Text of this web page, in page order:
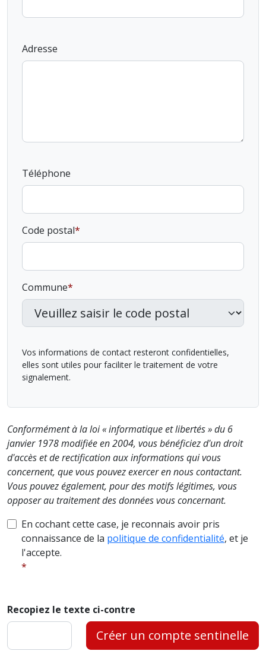
Adresse
Téléphone
Code postal
Commune
Vos informations de contact resteront confidentielles,
elles sont utiles pour faciliter le traitement de votre
signalement.
Conformément à la loi « informatique et libertés » du 6
janvier 1978 modifiée en 2004, vous bénéficiez d'un droit
d'accès et de rectification aux informations qui vous
concernent, que vous pouvez exercer en nous contactant.
Vous pouvez également, pour des motifs légitimes, vous
opposer au traitement des données vous concernant.
En cochant cette case, je reconnais avoir pris
connaissance de la politique de confidentialité, et je
l'accepte.
Recopiez le texte ci-contre
Créer un compte sentinelle